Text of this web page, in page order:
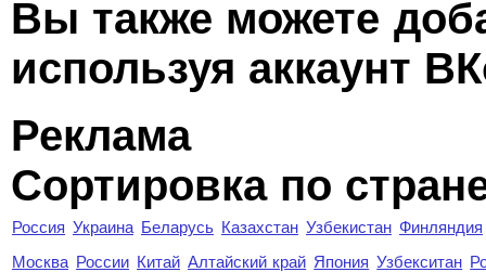
Вы также можете
используя аккаунт
Реклама
Сортировка по
Россия Украина Беларусь Казахстан Узбекистан Финляндия
Москва России Китай Алтайский край Япония Узбекситан